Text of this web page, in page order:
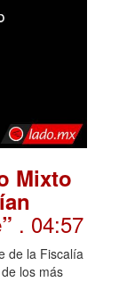
Mixto
. 04:57
de la Fiscalía
los más